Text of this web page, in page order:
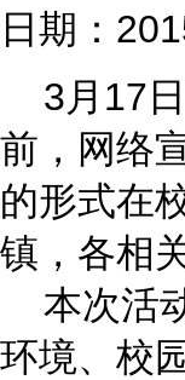
日期：
3月17日
前，网络
的形式在
镇，各相
本次活
环境、校